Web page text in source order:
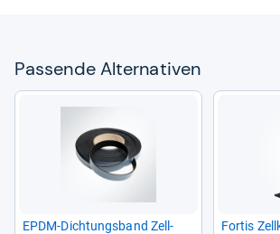
Pas­sende Alter­na­ti­ven
EPDM-​Dich­tungs­band Zell­
For­tis